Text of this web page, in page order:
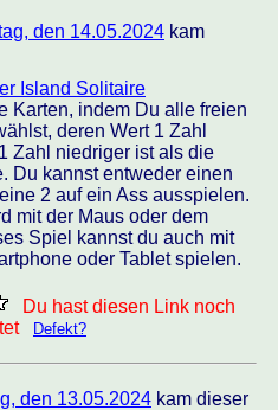
den 14.05.2024 kam
Island Solitaire
Karten, indem Du alle freien
deren Wert 1 Zahl
Zahl niedriger ist als die
Du kannst entweder einen
2 auf ein Ass ausspielen.
mit der Maus oder dem
Spiel kannst du auch mit
oder Tablet spielen.
Du hast diesen Link noch
Defekt?
den 13.05.2024 kam dieser